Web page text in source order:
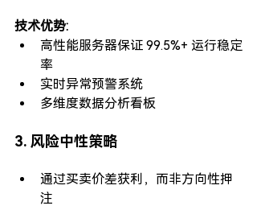
技术优势:
高性能服务器保证 99.5%+ 运行稳定
率
实时异常预警系统
多维度数据分析看板
3. 风险中性策略
通过买卖价差获利，而非方向性押
注